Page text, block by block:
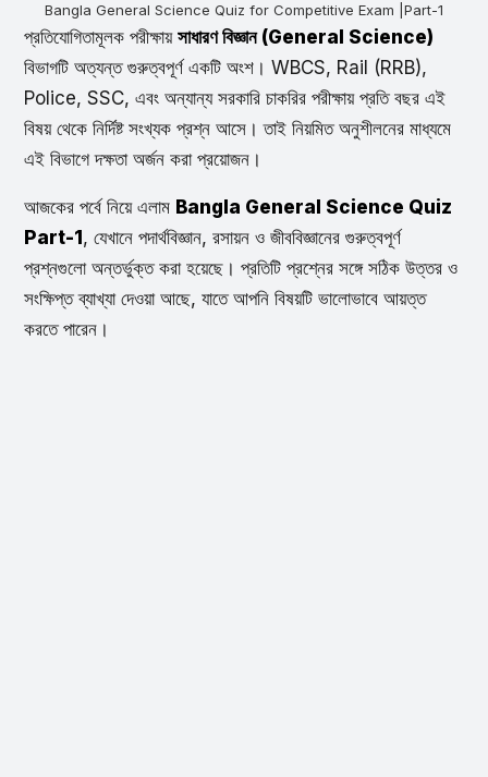
Bangla General Science Quiz for Competitive Exam |Part-1
প্রতিযোগিতামূলক পরীক্ষায় সাধারণ বিজ্ঞান (General Science)
বিভাগটি অত্যন্ত গুরুত্বপূর্ণ একটি অংশ। WBCS, Rail (RRB),
Police, SSC, এবং অন্যান্য সরকারি চাকরির পরীক্ষায় প্রতি বছর এই
বিষয় থেকে নির্দিষ্ট সংখ্যক প্রশ্ন আসে। তাই নিয়মিত অনুশীলনের মাধ্যমে
এই বিভাগে দক্ষতা অর্জন করা প্রয়োজন।
আজকের পর্বে নিয়ে এলাম Bangla General Science Quiz
Part-1 , যেখানে পদার্থবিজ্ঞান, রসায়ন ও জীববিজ্ঞানের গুরুত্বপূর্ণ
প্রশ্নগুলো অন্তর্ভুক্ত করা হয়েছে। প্রতিটি প্রশ্নের সঙ্গে সঠিক উত্তর ও
সংক্ষিপ্ত ব্যাখ্যা দেওয়া আছে, যাতে আপনি বিষয়টি ভালোভাবে আয়ত্ত
করতে পারেন।